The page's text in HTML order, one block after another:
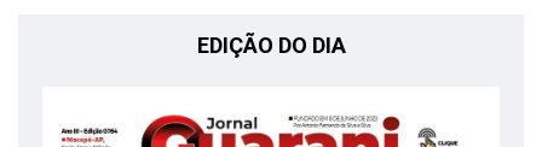
EDIÇÃO DO DIA